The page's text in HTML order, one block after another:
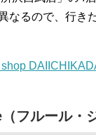
なるので、行き
フルール・